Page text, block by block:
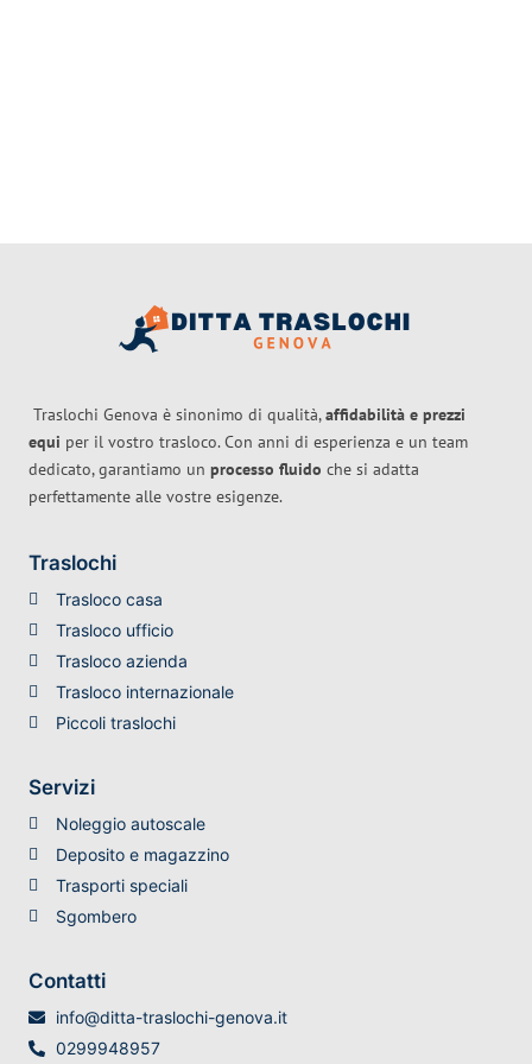
Traslochi Genova è sinonimo di qualità,affidabilità e prezzi
equi per il vostro trasloco. Con anni di esperienza e un team
dedicato, garantiamo un processo fluido che si adatta
perfettamente alle vostre esigenze.
Traslochi
Trasloco casa
Trasloco ufficio
Trasloco azienda
Trasloco internazionale
Piccoli traslochi
Servizi
Noleggio autoscale
Deposito e magazzino
Trasporti speciali
Sgombero
Contatti
info@ditta-traslochi-genova.it
0299948957